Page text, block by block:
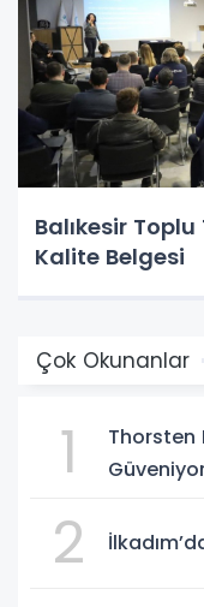
Balıkesir Toplu
Kalite Belgesi
Çok Okunanlar
1
Thorsten
2